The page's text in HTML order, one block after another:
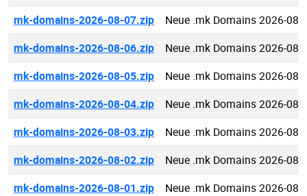
mk-domains-2026-08-07.zip
Neue .mk Domains 2026-08-
mk-domains-2026-08-06.zip
Neue .mk Domains 2026-08-
mk-domains-2026-08-05.zip
Neue .mk Domains 2026-08-
mk-domains-2026-08-04.zip
Neue .mk Domains 2026-08-
mk-domains-2026-08-03.zip
Neue .mk Domains 2026-08-
mk-domains-2026-08-02.zip
Neue .mk Domains 2026-08-
mk-domains-2026-08-01.zip
Neue .mk Domains 2026-08-